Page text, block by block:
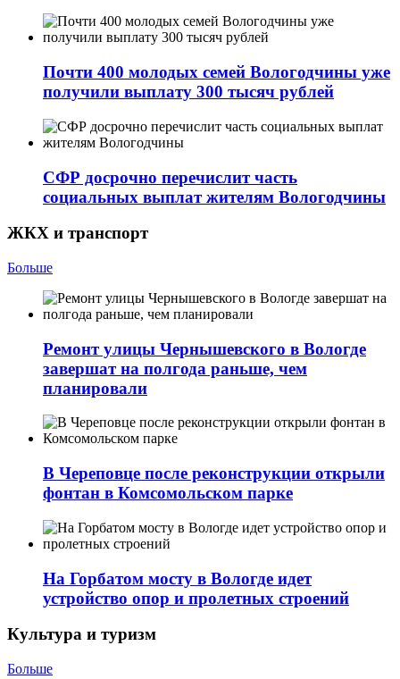
Почти 400 молодых семей Вологодчины уже
получили выплату 300 тысяч рублей
СФР досрочно перечислит часть
социальных выплат жителям Вологодчины
ЖКХ и транспорт
Больше
Ремонт улицы Чернышевского в Вологде
завершат на полгода раньше, чем
планировали
В Череповце после реконструкции открыли
фонтан в Комсомольском парке
На Горбатом мосту в Вологде идет
устройство опор и пролетных строений
Культура и туризм
Больше